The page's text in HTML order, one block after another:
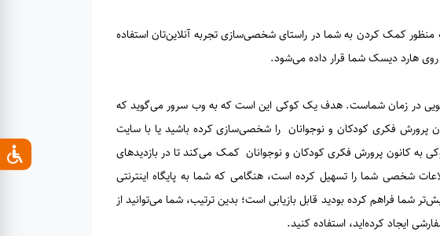
منظور کمک کردن به شما در راستای شخصی‌سازی تجربه آنلاین‌تان استفاده
هارد دیسک شما قرار داده می‌شود.
در زمان شماست. هدف یک کوکی این است که به وب سرور می‌گوید که
پرورش فکری کودکان و نوجوانان را شخصی‌سازی کرده باشید یا با سایت
به کانون پرورش فکری کودکان و نوجوانان کمک می‌کند تا در بازدیدهای
شخصی شما را تسهیل کرده است، هنگامی که شما به پایگاه اینترنتی
شما فراهم کرده بودید قابل بازیابی است؛ بدین ترتیب، شما می‌توانید از
ایجاد کرده‌اید، استفاده کنید.